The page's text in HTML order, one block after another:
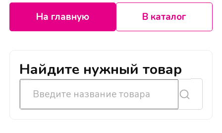
На главную В каталог
Найдите нужный товар